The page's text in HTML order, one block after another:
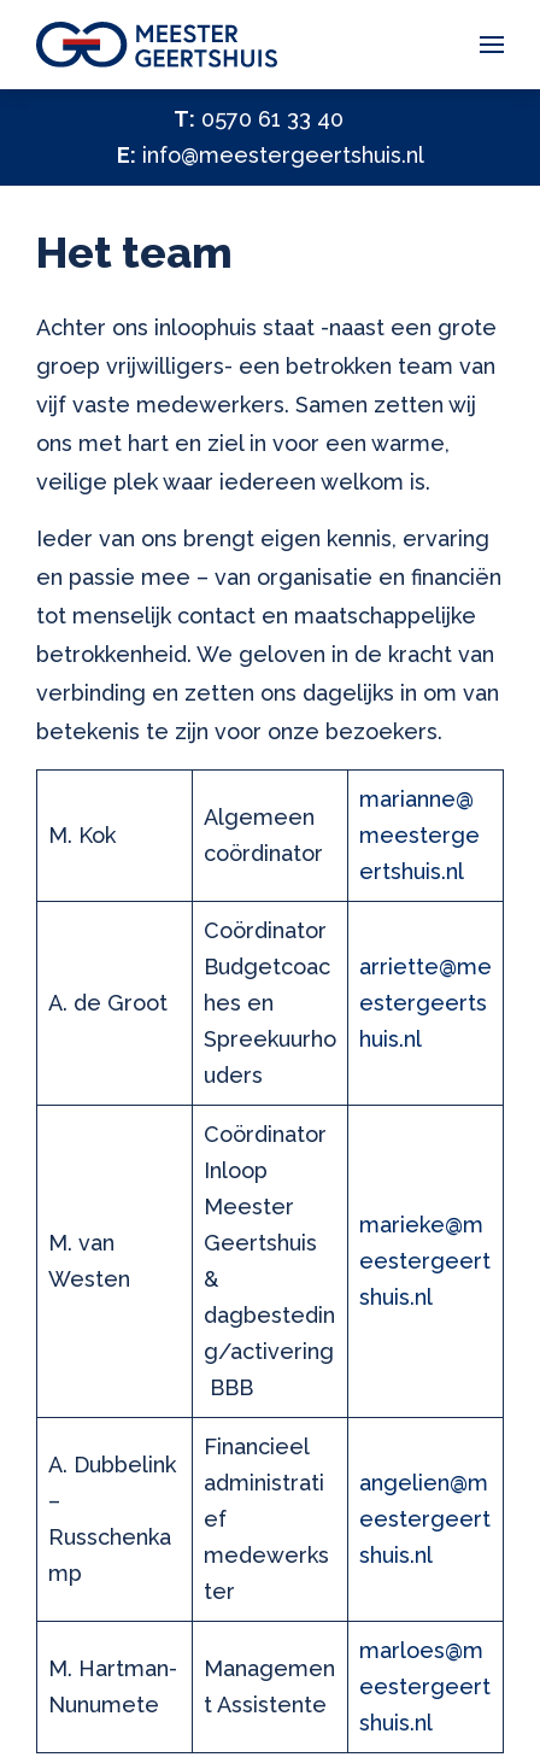
Vakantiegeld Samen Delen 2026
Hulp nodig?
Help ons helpen
Vacatures ✕
Contact
T: 0570 61 33 40
E: info@meestergeertshuis.nl
Het team
Achter ons inloophuis staat -naast een grote
groep vrijwilligers- een betrokken team van
vijf vaste medewerkers. Samen zetten wij
ons met hart en ziel in voor een warme,
veilige plek waar iedereen welkom is.
Ieder van ons brengt eigen kennis, ervaring
en passie mee – van organisatie en financiën
tot menselijk contact en maatschappelijke
betrokkenheid. We geloven in de kracht van
verbinding en zetten ons dagelijks in om van
betekenis te zijn voor onze bezoekers.
M. Kok
Algemeen
coördinator
marianne@
meesterge
ertshuis.nl
A. de Groot
Coördinator
Budgetcoac
hes en
Spreekuurho
uders
arriette@me
estergeerts
huis.nl
M. van
Westen
Coördinator
Inloop
Meester
Geertshuis
&
dagbestedin
g/activering
BBB
marieke@m
eestergeert
shuis.nl
A. Dubbelink
–
Russchenka
mp
Financieel
administrati
ef
medewerks
ter
angelien@m
eestergeert
shuis.nl
M. Hartman-
Nunumete
Managemen
t Assistente
marloes@m
eestergeert
shuis.nl